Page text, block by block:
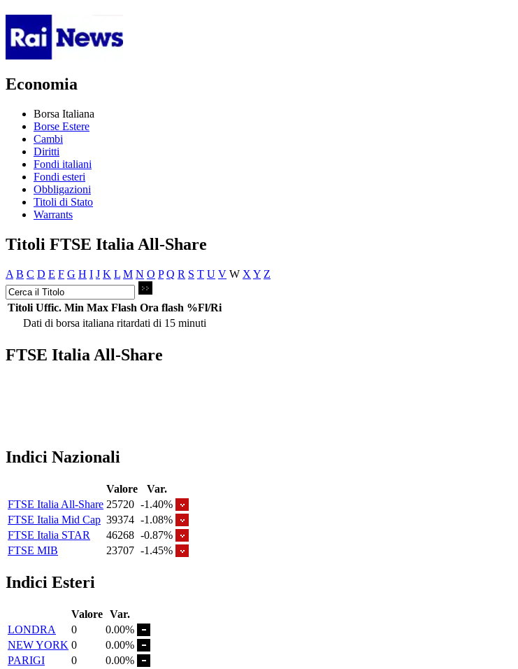
Economia
Borsa Italiana
Borse Estere
Cambi
Diritti
Fondi italiani
Fondi esteri
Obbligazioni
Titoli di Stato
Warrants
Titoli FTSE Italia All-Share
A B C D E F G H I J K L M N O P Q R S T U V W X Y Z
Titoli Uffic. Min Max Flash Ora flash %Fl/Ri
Dati di borsa italiana ritardati di 15 minuti
FTSE Italia All-Share
Indici Nazionali
Valore
Var.
FTSE Italia All-Share 25720 -1.40%
FTSE Italia Mid Cap 39374 -1.08%
FTSE Italia STAR
46268 -0.87%
FTSE MIB
23707 -1.45%
Indici Esteri
Valore Var.
LONDRA
0
0.00%
NEW YORK 0
0.00%
PARIGI
0
0.00%